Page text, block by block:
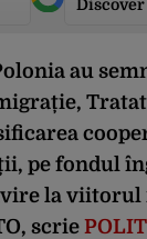
Discover
au
pe fondul
la
scrie